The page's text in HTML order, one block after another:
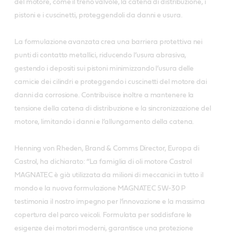
del motore, come il treno valvole, la catena di distribuzione, i
pistoni e i cuscinetti, proteggendoli da danni e usura.
La formulazione avanzata crea una barriera protettiva nei
punti di contatto metallici, riducendo l’usura abrasiva,
gestendo i depositi sui pistoni minimizzando l’usura delle
camicie dei cilindri e proteggendo i cuscinetti del motore dai
danni da corrosione. Contribuisce inoltre a mantenere la
tensione della catena di distribuzione e la sincronizzazione del
motore, limitando i danni e l’allungamento della catena.
Henning von Rheden, Brand & Comms Director, Europa di
Castrol, ha dichiarato: “La famiglia di oli motore Castrol
MAGNATEC è già utilizzata da milioni di meccanici in tutto il
mondo e la nuova formulazione MAGNATEC 5W-30 P
testimonia il nostro impegno per l’innovazione e la massima
copertura del parco veicoli. Formulata per soddisfare le
esigenze dei motori moderni, garantisce una protezione